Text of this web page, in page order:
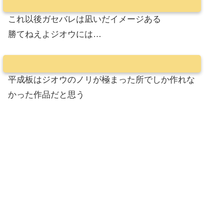
これ以後ガセバレは凪いだイメージある
勝てねえよジオウには…
平成板はジオウのノリが極まった所でしか作れな
かった作品だと思う